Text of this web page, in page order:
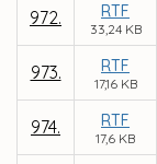
972. RTF
33,24 KB
973. RTF
17,16 KB
974. RTF
17,6 KB